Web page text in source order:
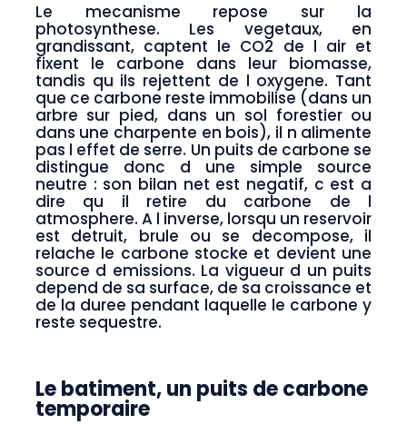
Le mecanisme repose sur la
photosynthese. Les vegetaux, en
grandissant, captent le CO2 de l air et
fixent le carbone dans leur biomasse,
tandis qu ils rejettent de l oxygene. Tant
que ce carbone reste immobilise (dans un
arbre sur pied, dans un sol forestier ou
dans une charpente en bois), il n alimente
pas l effet de serre. Un puits de carbone se
distingue donc d une simple source
neutre : son bilan net est negatif, c est a
dire qu il retire du carbone de l
atmosphere. A l inverse, lorsqu un reservoir
est detruit, brule ou se decompose, il
relache le carbone stocke et devient une
source d emissions. La vigueur d un puits
depend de sa surface, de sa croissance et
de la duree pendant laquelle le carbone y
reste sequestre.
Le batiment, un puits de carbone
temporaire